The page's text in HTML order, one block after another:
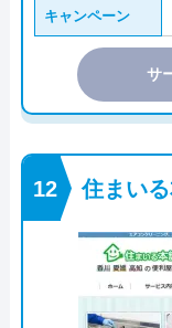
キャンペーン
サ
住まい